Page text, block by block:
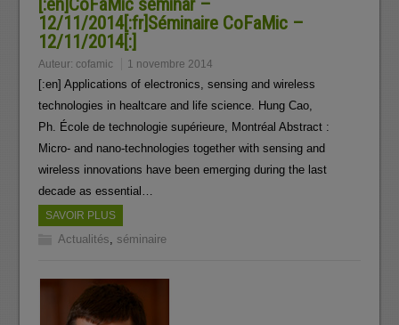
[:en]CoFaMic seminar –
12/11/2014[:fr]Séminaire CoFaMic –
12/11/2014[:]
Auteur: cofamic 1 novembre 2014
[:en] Applications of electronics, sensing and wireless
technologies in healtcare and life science. Hung Cao,
Ph. École de technologie supérieure, Montréal Abstract :
Micro- and nano-technologies together with sensing and
wireless innovations have been emerging during the last
decade as essential…
SAVOIR PLUS
Actualités, séminaire